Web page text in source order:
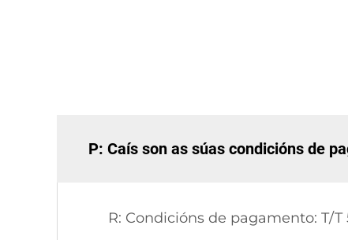
P: Caís son as súas condicións de
R: Condicións de pagamento: T/